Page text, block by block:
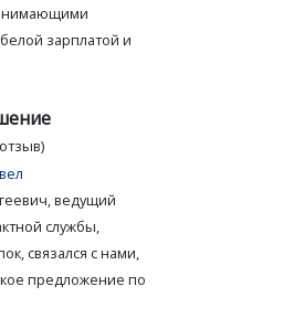
зарплатой и
ведущий
службы,
связался с нами,
предложение по